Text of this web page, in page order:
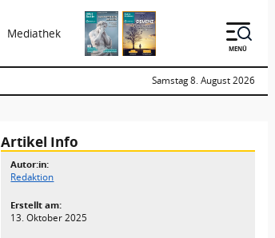
Mediathek
MENÜ
Samstag 8. August 2026
Artikel Info
Autor:in:
Redaktion
Erstellt am:
13. Oktober 2025